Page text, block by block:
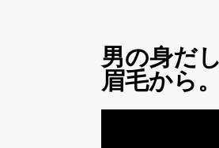
男の身だ
眉毛から。